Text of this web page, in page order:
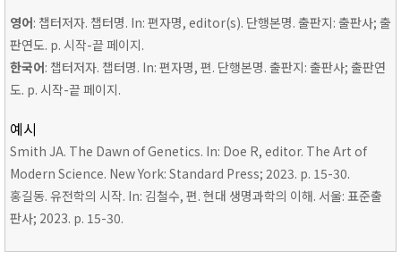
영어: 챕터저자. 챕터명. In: 편자명, editor(s). 단행본명. 출판지: 출판사; 출
판연도. p. 시작-끝 페이지.
한국어: 챕터저자. 챕터명. In: 편자명, 편. 단행본명. 출판지: 출판사; 출판연
도. p. 시작-끝 페이지.
예시
Smith JA. The Dawn of Genetics. In: Doe R, editor. The Art of
Modern Science. New York: Standard Press; 2023. p. 15-30.
홍길동. 유전학의 시작. In: 김철수, 편. 현대 생명과학의 이해. 서울: 표준출
판사; 2023. p. 15-30.